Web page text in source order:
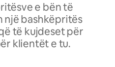
e bën të
një bashkëpritës
të kujdeset për
klientët e tu.